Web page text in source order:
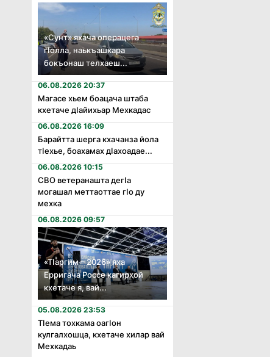
«Сунт» яхача операцега
гӏолла, наькъашкара
бокъонаш телхаеш...
06.08.2026 20:37
Магасе хьем боацача штаба
кхетаче дӏайихьар Мехкадас
06.08.2026 16:09
Барайтта шерга кхачанза йола
тӏехье, боахамах дӏахоадае...
06.08.2026 10:15
СВО ветеранашта дегӏа
могашал меттаоттае гӏо ду
мехка
06.08.2026 09:57
«Тӏаргим – 2026» яха
Ерригача Россе кагирхой
кхетаче я, вай...
05.08.2026 23:53
Тӏема тохкама оагӏон
кулгалхошца, кхетаче хилар вай
Мехкадаь